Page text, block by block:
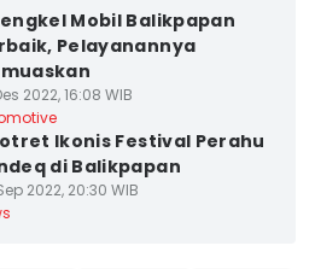
Mobil Balikpapan
Pelayanannya
2022, 16:08 WIB
Ikonis Festival Perahu
di Balikpapan
2022, 20:30 WIB